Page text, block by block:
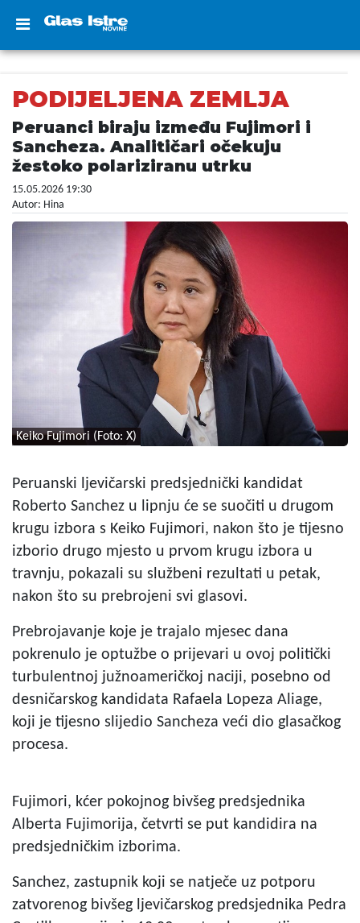
PODIJELJENA ZEMLJA
Peruanci biraju između Fujimori i
Sancheza. Analitičari očekuju
žestoko polariziranu utrku
15.05.2026 19:30
Autor: Hina
Keiko Fujimori (Foto: X)
Peruanski ljevičarski predsjednički kandidat
Roberto Sanchez u lipnju će se suočiti u drugom
krugu izbora s Keiko Fujimori, nakon što je tijesno
izborio drugo mjesto u prvom krugu izbora u
travnju, pokazali su službeni rezultati u petak,
nakon što su prebrojeni svi glasovi.
Prebrojavanje koje je trajalo mjesec dana
pokrenulo je optužbe o prijevari u ovoj politički
turbulentnoj južnoameričkoj naciji, posebno od
desničarskog kandidata Rafaela Lopeza Aliage,
koji je tijesno slijedio Sancheza veći dio glasačkog
procesa.
Fujimori, kćer pokojnog bivšeg predsjednika
Alberta Fujimorija, četvrti se put kandidira na
predsjedničkim izborima.
Sanchez, zastupnik koji se natječe uz potporu
zatvorenog bivšeg ljevičarskog predsjednika Pedra